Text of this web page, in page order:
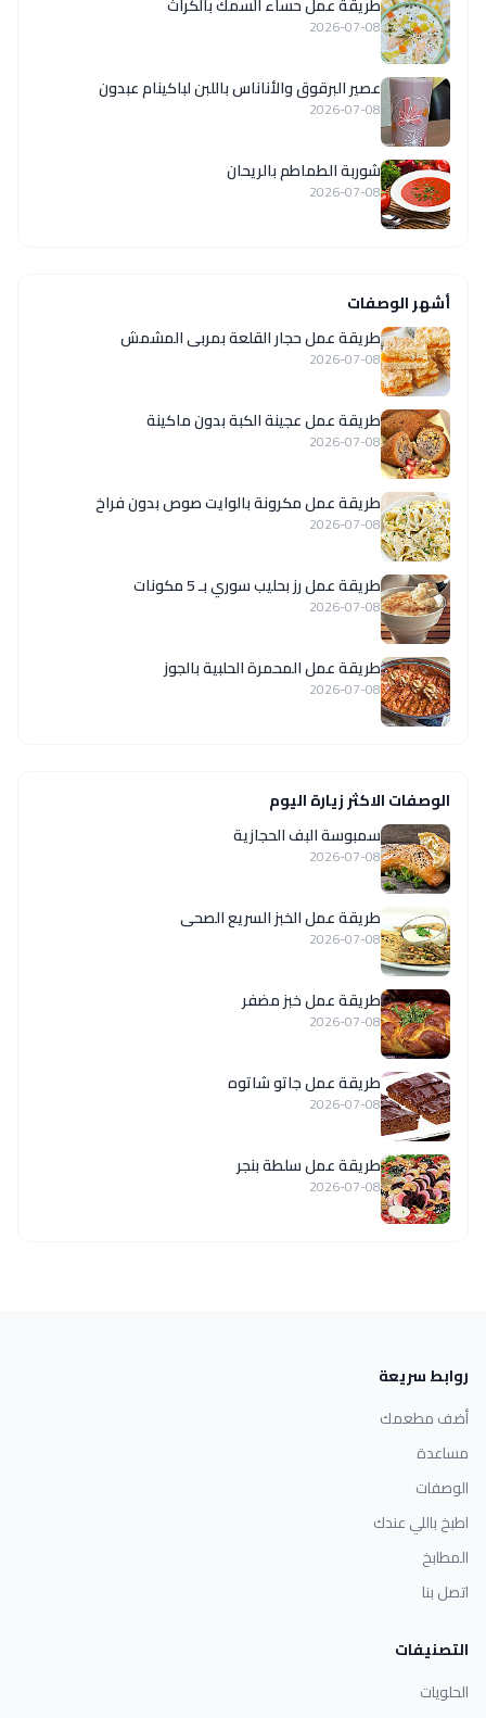
2026-07-08
عصير البرقوق والأناناس باللبن لباكينام عبدون
2026-07-08
شوربة الطماطم بالريحان
2026-07-08
أشهر الوصفات
طريقة عمل حجار القلعة بمربى المشمش
2026-07-08
طريقة عمل عجينة الكبة بدون ماكينة
2026-07-08
طريقة عمل مكرونة بالوايت صوص بدون فراخ
2026-07-08
طريقة عمل رز بحليب سوري بـ 5 مكونات
2026-07-08
طريقة عمل المحمرة الحلبية بالجوز
2026-07-08
الوصفات الاكثر زيارة اليوم
سمبوسة البف الحجازية
2026-07-08
طريقة عمل الخبز السريع الصحى
2026-07-08
طريقة عمل خبز مضفر
2026-07-08
طريقة عمل جاتو شاتوه
2026-07-08
طريقة عمل سلطة بنجر
2026-07-08
روابط سريعة
أضف مطعمك
مساعدة
الوصفات
اطبخ باللي عندك
المطابخ
اتصل بنا
التصنيفات
الحلويات